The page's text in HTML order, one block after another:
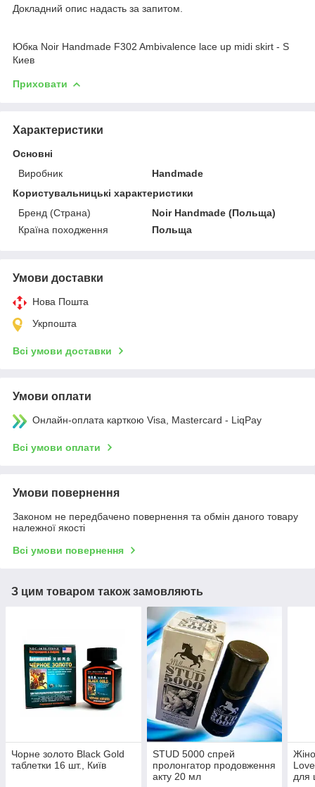
Докладний опис надасть за запитом.
Юбка Noir Handmade F302 Ambivalence lace up midi skirt - S
Киев
Приховати
Характеристики
Основні
Виробник
Handmade
Користувальницькі характеристики
Бренд (Страна)
Noir Handmade (Польща)
Країна походження
Польща
Умови доставки
Нова Пошта
Укрпошта
Всі умови доставки
Умови оплати
Онлайн-оплата карткою Visa, Mastercard - LiqPay
Всі умови оплати
Умови повернення
Законом не передбачено повернення та обмін даного товару
належної якості
Всі умови повернення
З цим товаром також замовляють
Чорне золото Black Gold
таблетки 16 шт., Київ
STUD 5000 спрей
пролонгатор продовження
акту 20 мл
для